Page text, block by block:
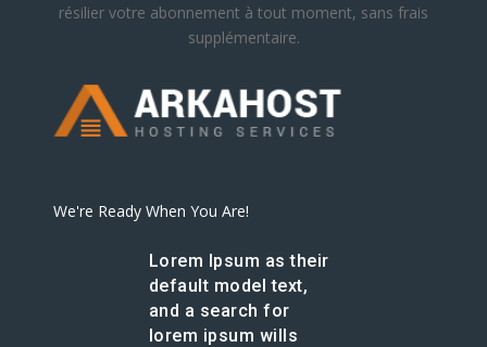
résilier votre abonnement à tout moment, sans frais
supplémentaire.
We're Ready When You Are!
Lorem Ipsum as their
default model text,
and a search for
lorem ipsum wills